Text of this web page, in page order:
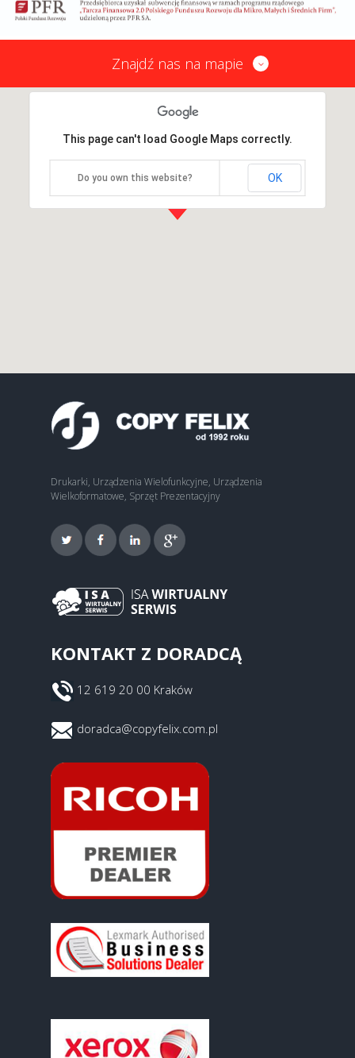
Znajdź nas na mapie
This page can't load Google Maps correctly.
Do you own this website? OK
Drukarki, Urządzenia Wielofunkcyjne, Urządzenia
Wielkoformatowe, Sprzęt Prezentacyjny
KONTAKT Z DORADCĄ
12 619 20 00 Kraków
doradca@copyfelix.com.pl